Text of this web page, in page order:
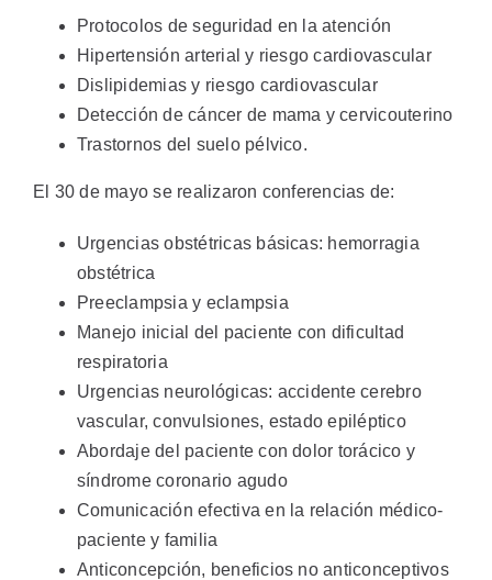
Protocolos de seguridad en la atención
Hipertensión arterial y riesgo cardiovascular
Dislipidemias y riesgo cardiovascular
Detección de cáncer de mama y cervicouterino
Trastornos del suelo pélvico.
El 30 de mayo se realizaron conferencias de:
Urgencias obstétricas básicas: hemorragia
obstétrica
Preeclampsia y eclampsia
Manejo inicial del paciente con dificultad
respiratoria
Urgencias neurológicas: accidente cerebro
vascular, convulsiones, estado epiléptico
Abordaje del paciente con dolor torácico y
síndrome coronario agudo
Comunicación efectiva en la relación médico-
paciente y familia
Anticoncepción, beneficios no anticonceptivos